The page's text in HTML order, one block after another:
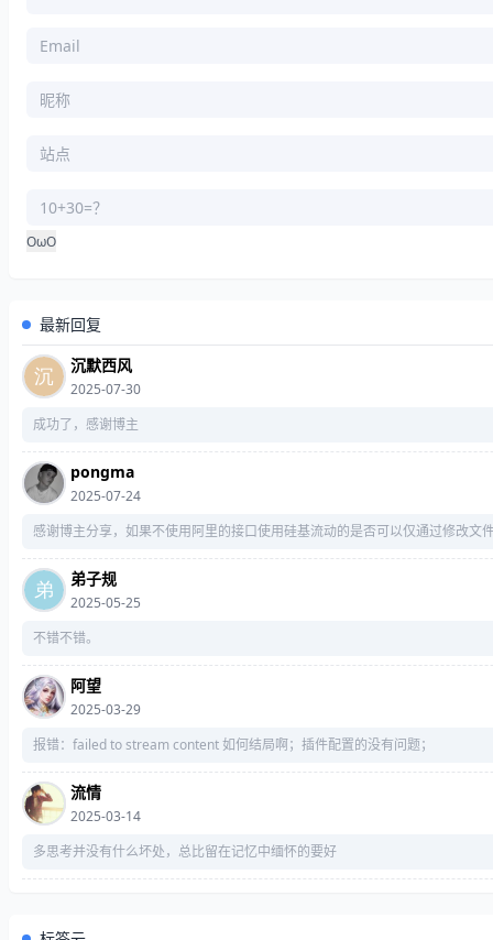
OωO
最新回复
沉默西风
2025-07-30
成功了，感谢博主
pongma
2025-07-24
感谢博主分享，如果不使用阿里的接口使用硅基流动的是否可以仅通过修改文
弟子规
2025-05-25
不错不错。
阿望
2025-03-29
报错：failed to stream content 如何结局啊；插件配置的没有问题；
流情
2025-03-14
多思考并没有什么坏处，总比留在记忆中缅怀的要好